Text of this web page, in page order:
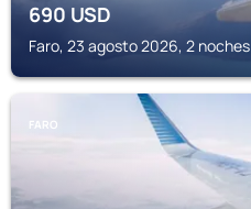
690USD
Faro, 23 agosto 2026, 2 noches
FARO